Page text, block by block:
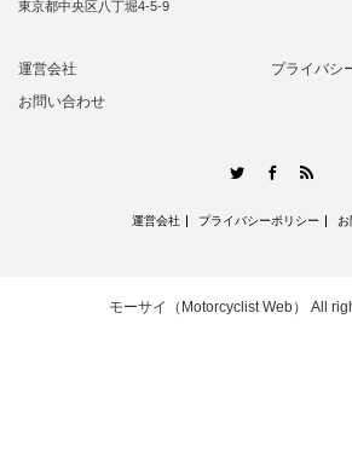
東京都中央区八丁堀4-5-9
運営会社
プライバシ
お問い合わせ
Twitter
運営会社 プライバシーポリシー お
モーサイ（Motorcyclist Web） All